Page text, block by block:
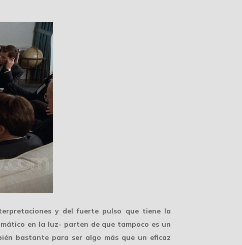
y del fuerte pulso que tiene la
en la luz- parten de que tampoco es un
bastante para ser algo más que un eficaz